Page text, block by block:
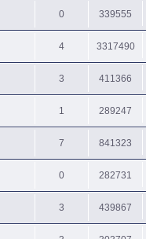
0 339555
4 3317490
3 411366
1 289247
7 841323
0 282731
3 439867